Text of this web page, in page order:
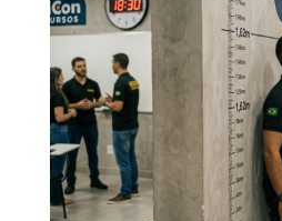
ATÉ
FINAL
DESTE
ANO!